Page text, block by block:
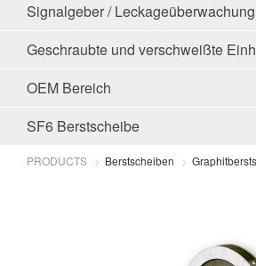
Signalgeber / Leckageüberwachung
Geschraubte und verschweißte
OEM Bereich
SF6 Berstscheibe
PRODUCTS Berstscheiben